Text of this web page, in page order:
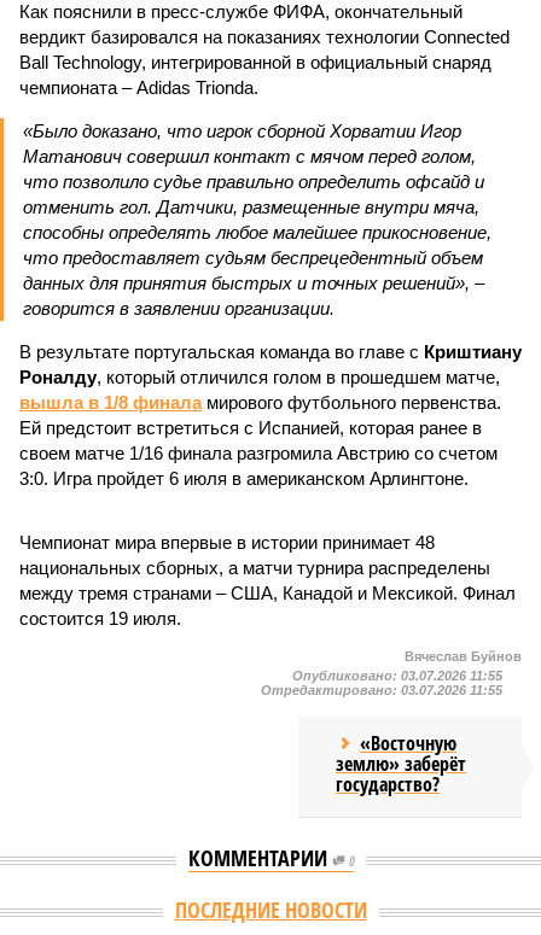
Как пояснили в пресс-службе ФИФА, окончательный
вердикт базировался на показаниях технологии Connected
Ball Technology, интегрированной в официальный снаряд
чемпионата – Adidas Trionda.
«Было доказано, что игрок сборной Хорватии Игор
Матанович совершил контакт с мячом перед голом,
что позволило судье правильно определить офсайд и
отменить гол. Датчики, размещенные внутри мяча,
способны определять любое малейшее прикосновение,
что предоставляет судьям беспрецедентный объем
данных для принятия быстрых и точных решений», –
говорится в заявлении организации.
В результате португальская команда во главе с Криштиану
Роналду, который отличился голом в прошедшем матче,
вышла в 1/8 финаламирового футбольного первенства.
Ей предстоит встретиться с Испанией, которая ранее в
своем матче 1/16 финала разгромила Австрию со счетом
3:0. Игра пройдет 6 июля в американском Арлингтоне.
Чемпионат мира впервые в истории принимает 48
национальных сборных, а матчи турнира распределены
между тремя странами – США, Канадой и Мексикой. Финал
состоится 19 июля.
Вячеслав Буйнов
Опубликовано: 03.07.2026 11:55
Отредактировано: 03.07.2026 11:55
«Восточную
землю» заберёт
государство?
КОММЕНТАРИИ 0
Версия //Конфликт // Монополия вкладывалась-вкладывалась в